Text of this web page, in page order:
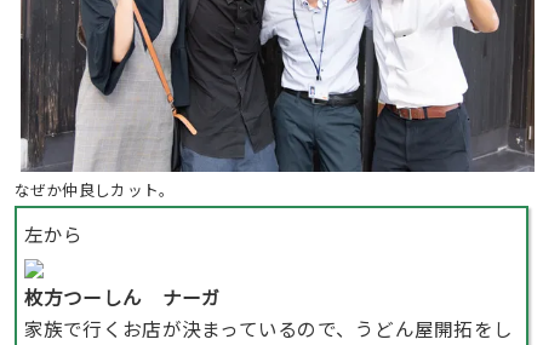
なぜか仲良しカット。
左から
枚方つーしん ナーガ
家族で行くお店が決まっているので、うどん屋開拓をし